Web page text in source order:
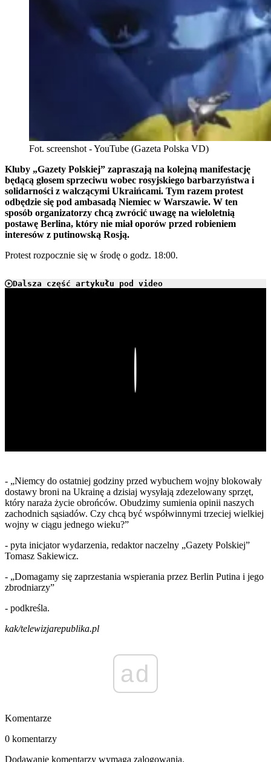
Fot. screenshot - YouTube (Gazeta Polska VD)
Kluby „Gazety Polskiej” zapraszają na kolejną manifestację
będącą głosem sprzeciwu wobec rosyjskiego barbarzyństwa i
solidarności z walczącymi Ukraińcami. Tym razem protest
odbędzie się pod ambasadą Niemiec w Warszawie. W ten
sposób organizatorzy chcą zwrócić uwagę na wieloletnią
postawę Berlina, który nie miał oporów przed robieniem
interesów z putinowską Rosją.
Protest rozpocznie się w środę o godz. 18:00.
Dalsza część artykułu pod video
- „Niemcy do ostatniej godziny przed wybuchem wojny blokowały
dostawy broni na Ukrainę a dzisiaj wysyłają zdezelowany sprzęt,
który naraża życie obrońców. Obudzimy sumienia opinii naszych
zachodnich sąsiadów. Czy chcą być współwinnymi trzeciej wielkiej
wojny w ciągu jednego wieku?”
- pyta inicjator wydarzenia, redaktor naczelny „Gazety Polskiej”
Tomasz Sakiewicz.
- „Domagamy się zaprzestania wspierania przez Berlin Putina i jego
zbrodniarzy”
- podkreśla.
kak/telewizjarepublika.pl
ad
Komentarze
0 komentarzy
Dodawanie komentarzy wymaga zalogowania.